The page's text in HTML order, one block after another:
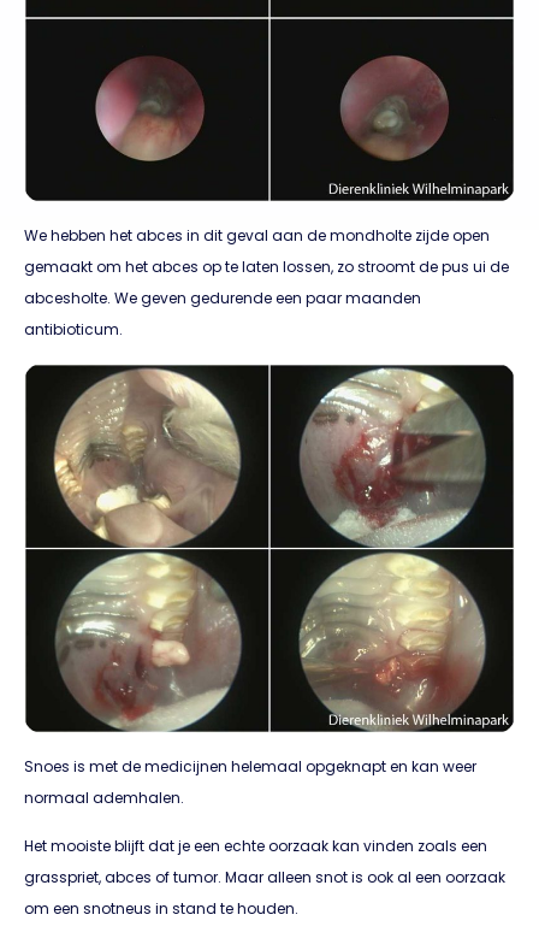
We hebben het abces in dit geval aan de mondholte zijde open
gemaakt om het abces op te laten lossen, zo stroomt de pus ui de
abcesholte. We geven gedurende een paar maanden
antibioticum.
Snoes is met de medicijnen helemaal opgeknapt en kan weer
normaal ademhalen.
Het mooiste blijft dat je een echte oorzaak kan vinden zoals een
grasspriet, abces of tumor. Maar alleen snot is ook al een oorzaak
om een snotneus in stand te houden.